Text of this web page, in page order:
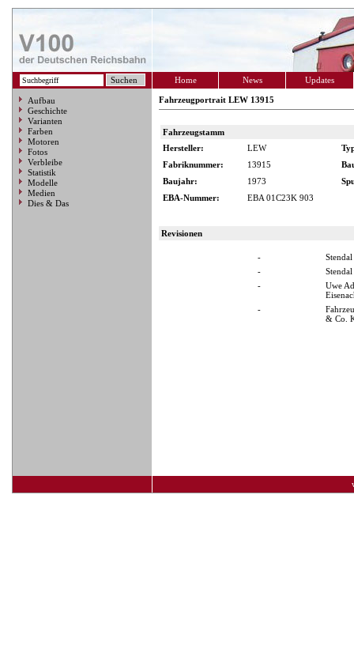
Home News Updates
Aufbau
Geschichte
Varianten
Farben
Motoren
Fotos
Verbleibe
Statistik
Modelle
Medien
Dies & Das
Fahrzeugportrait LEW 13915
Fahrzeugstamm
Hersteller:
LEW
Fabriknummer:
13915
Baujahr:
1973
EBA-Nummer:
EBA 01C23K 903
Revisionen
-
Stendal
-
Stendal
-
Uwe
-
& Co.